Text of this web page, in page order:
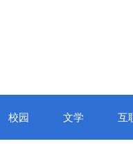
校园 文学 互